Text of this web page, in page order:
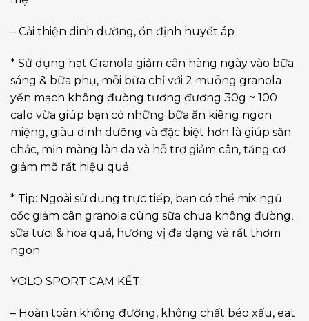
– Cải thiện dinh dưỡng, ổn định huyết áp
* Sử dụng hạt Granola giảm cân hàng ngày vào bữa
sáng & bữa phụ, mỗi bữa chỉ với 2 muỗng granola
yến mạch không đường tương đương 30g ~ 100
calo vừa giúp bạn có những bữa ăn kiêng ngon
miệng, giàu dinh dưỡng và đặc biệt hơn là giúp săn
chắc, mịn màng làn da và hỗ trợ giảm cân, tăng cơ
giảm mỡ rất hiệu quả.
* Tip: Ngoài sử dụng trực tiếp, bạn có thể mix ngũ
cốc giảm cân granola cùng sữa chua không đường,
sữa tươi & hoa quả, hương vị đa dạng và rất thơm
ngon.
YOLO SPORT CAM KẾT:
– Hoàn toàn không đường, không chất béo xấu, eat